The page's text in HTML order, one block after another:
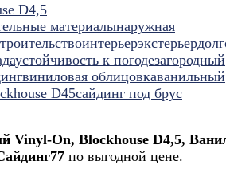
D4,5
материалынаружная
интерьерэкстерьер
устойчивость к погодезагородный
виниловая облицовкаванильный
D45сайдинг под брус
Vinyl-On, Blockhouse D4,5,
по выгодной цене.